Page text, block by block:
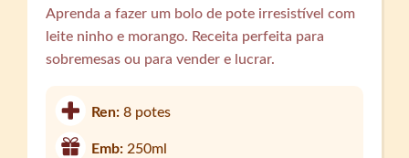
Aprenda a fazer um bolo de pote irresistível com
leite ninho e morango. Receita perfeita para
sobremesas ou para vender e lucrar.
Ren:8 potes
Emb: 250ml